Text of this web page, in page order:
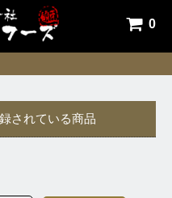
0
されている商品